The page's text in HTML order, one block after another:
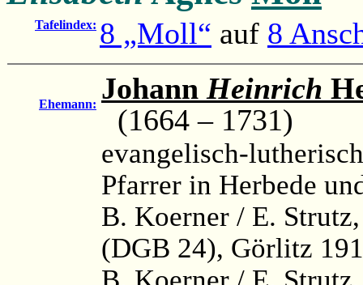
Tafelindex: 8 „Moll“ auf 8
Ehemann: Johann Heinrich
(1664 – 1731)
evangelisch-
Pfarrer in Herbede
B. Koerner / E.
(DGB 24), Görlitz